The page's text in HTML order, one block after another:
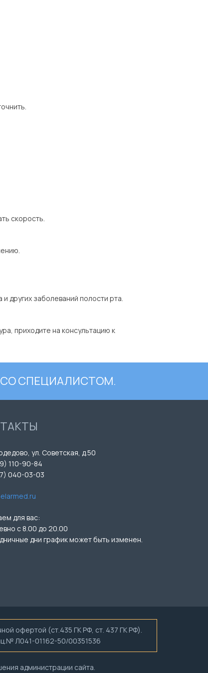
скорость.
других заболеваний полости рта.
приходите на консультацию к
СПЕЦИАЛИСТОМ.
ул. Советская, д.50
110-90-84
040-03-03
для вас:
с 8.00 до 20.00
дни график может быть изменен.
офертой (ст.435 ГК РФ, ст. 437 ГК РФ).
Л041-01162-50/00351536
администрации сайта.